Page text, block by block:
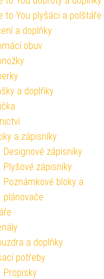
to You plyšáci a polštáře
a doplňky
obuv
a doplňky
a zápisníky
Designové zápisníky
Plyšové zápisníky
Poznámkové bloky a
plánovače
a doplňky
potřeby
Propisky